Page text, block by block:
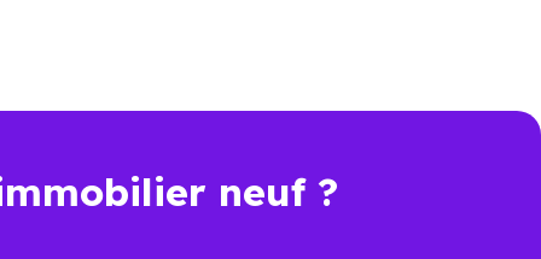
énergétique, sécurité
neuf ?